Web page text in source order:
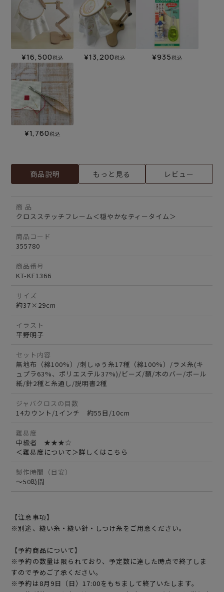
¥16,500税込 ¥13,200税込 ¥935税込
¥1,760税込
商品説明 もっと見る レビュー
商 品
クロスステッチフレーム＜穏やかなティータイム＞
商品コード
355780
商品番号
KT-KF1366
サイズ
約37×29cm
イラスト
平野明子
セット内容
無地布（綿100%）/刺しゅう糸17種（綿100%）/ラメ糸(キ
ュプラ63%、ポリエステル37%)/ビーズ/額/木のバー/ボール
紙/針2種と糸通し/説明書2種
ジャバクロスの目数
14カウント/1インチ 約55目/10cm
難易度
中級者 ★★★☆
＜難易度について＞詳しくはこちら
製作時間（目安）
～50時間
【注意事項】
※別途、縫い糸・縫い針・しつけ糸をご用意ください。
【予約商品について】
※予約の数量は限られており、予定数に達した時点で終了しま
すので予めご了承ください。
※予約は8月9日（日）17:00をもちまして終了いたします。